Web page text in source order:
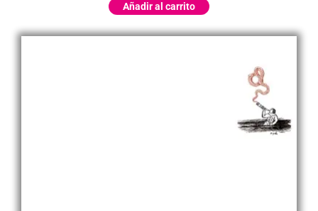
Añadir al carrito